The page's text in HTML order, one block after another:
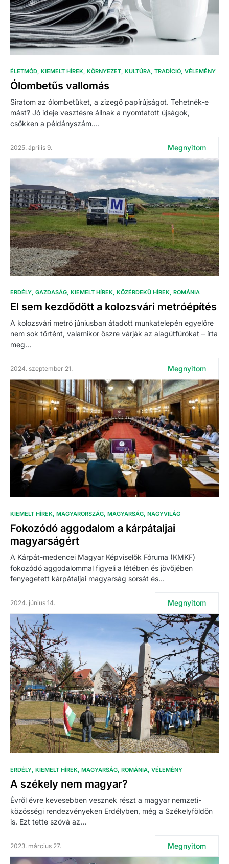
ÉLETMÓD KIEMELT HÍREK KÖRNYEZET KULTÚRA TRADÍCIÓ VÉLEMÉNY
Ólombetűs vallomás
Siratom az ólombetűket, a zizegő papírújságot. Tehetnék-e
mást? Jó ideje vesztésre állnak a nyomtatott újságok,
csökken a példányszám.…
2025. április 9. Megnyitom
ERDÉLY GAZDASÁG KIEMELT HÍREK KÖZÉRDEKŰ HÍREK ROMÁNIA
El sem kezdődött a kolozsvári metróépítés
A kolozsvári metró júniusban átadott munkatelepén egyelőre
nem sok történt, valamikor őszre várják az alagútfúrókat – írta
meg…
2024. szeptember 21. Megnyitom
KIEMELT HÍREK MAGYARORSZÁG MAGYARSÁG NAGYVILÁG
Fokozódó aggodalom a kárpátaljai
magyarságért
A Kárpát-medencei Magyar Képviselők Fóruma (KMKF)
fokozódó aggodalommal figyeli a létében és jövőjében
fenyegetett kárpátaljai magyarság sorsát és…
2024. június 14. Megnyitom
ERDÉLY KIEMELT HÍREK MAGYARSÁG ROMÁNIA VÉLEMÉNY
A székely nem magyar?
Évről évre kevesebben vesznek részt a magyar nemzeti-
közösségi rendezvényeken Erdélyben, még a Székelyföldön
is. Ezt tette szóvá az…
2023. március 27. Megnyitom